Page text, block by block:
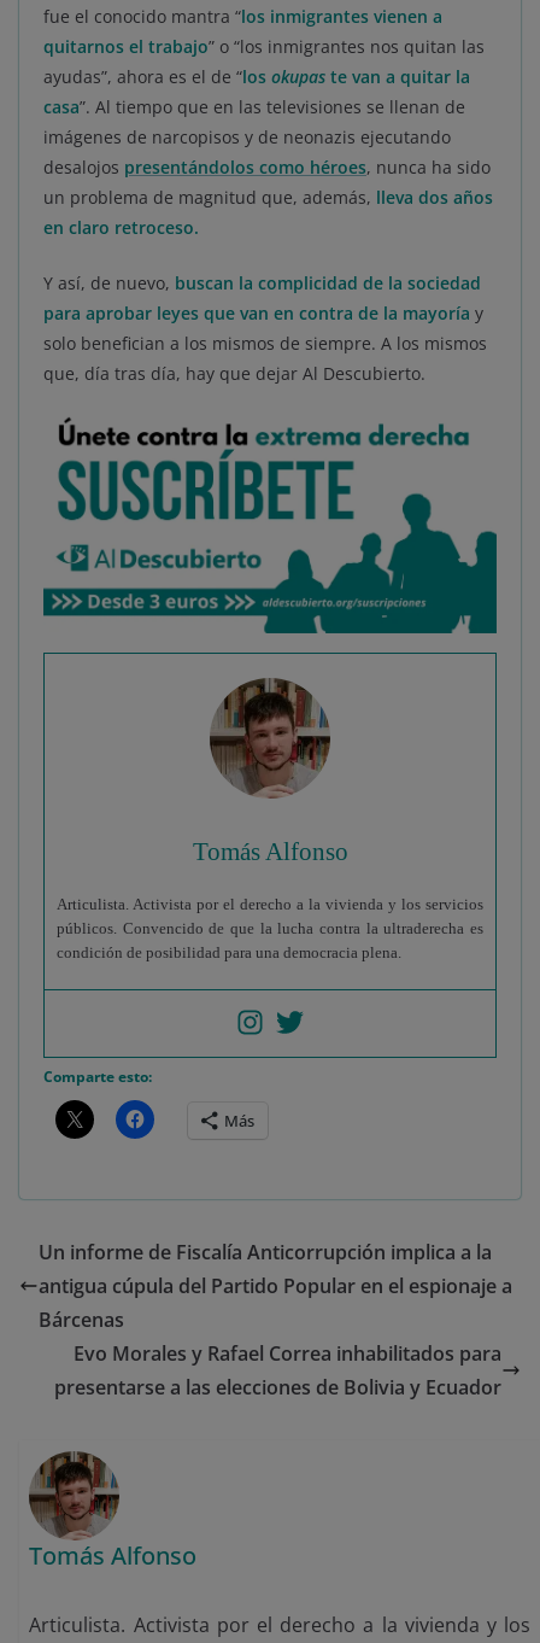
fue el conocido mantra “los inmigrantes vienen a
quitarnos el trabajo” o “los inmigrantes nos quitan las
ayudas”, ahora es el de “los okupas te van a quitar la
casa”. Al tiempo que en las televisiones se llenan de
imágenes de narcopisos y de neonazis ejecutando
desalojos presentándolos como héroes, nunca ha sido
un problema de magnitud que, además, lleva dos años
en claro retroceso.
Y así, de nuevo, buscan la complicidad de la sociedad
para aprobar leyes que van en contra de la mayoría y
solo benefician a los mismos de siempre. A los mismos
que, día tras día, hay que dejar Al Descubierto.
Tomás Alfonso
Articulista. Activista por el derecho a la vivienda y los servicios
públicos. Convencido de que la lucha contra la ultraderecha es
condición de posibilidad para una democracia plena.
Comparte esto:
Más
Un informe de Fiscalía Anticorrupción implica a la
antigua cúpula del Partido Popular en el espionaje a
Bárcenas
Evo Morales y Rafael Correa inhabilitados para
presentarse a las elecciones de Bolivia y Ecuador
Tomás Alfonso
Articulista. Activista por el derecho a la vivienda y los